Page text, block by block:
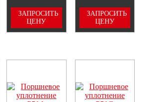
ЗАПРОСИТЬ
ЦЕНУ
ЗАПРОСИТЬ
ЦЕНУ